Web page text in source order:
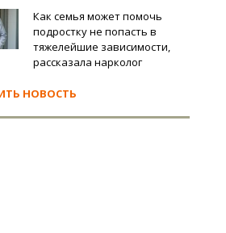
Как семья может помочь
подростку не попасть в
тяжелейшие зависимости,
рассказала нарколог
НОВОСТЬ